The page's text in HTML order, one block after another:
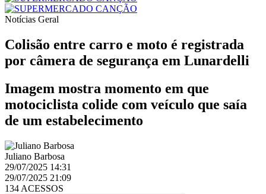
Notícias Geral
Colisão entre carro e moto é registrada
por câmera de segurança em Lunardelli
Imagem mostra momento em que
motociclista colide com veículo que saía
de um estabelecimento
Juliano Barbosa
29/07/2025 14:31
29/07/2025 21:09
134 ACESSOS